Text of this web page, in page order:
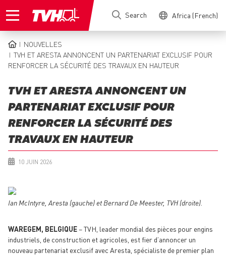
to
Search Africa (French)
BREADCRUMB
NOUVELLES
TVH ET ARESTA ANNONCENT UN PARTENARIAT EXCLUSIF POUR
RENFORCER LA SÉCURITÉ DES TRAVAUX EN HAUTEUR
TVH ET ARESTA ANNONCENT UN
PARTENARIAT EXCLUSIF POUR
RENFORCER LA SÉCURITÉ DES
TRAVAUX EN HAUTEUR
10 JUIN 2026
Ian McIntyre, Aresta (gauche) et Bernard De Meester, TVH (droite).
WAREGEM, BELGIQUE– TVH, leader mondial des pièces pour engins
industriels, de construction et agricoles, est fier d’annoncer un
nouveau partenariat exclusif avec Aresta, spécialiste de premier plan